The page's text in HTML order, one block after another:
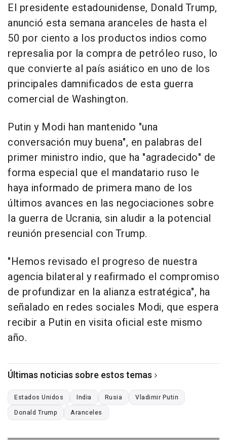
El presidente estadounidense, Donald Trump,
anunció esta semana aranceles de hasta el
50 por ciento a los productos indios como
represalia por la compra de petróleo ruso, lo
que convierte al país asiático en uno de los
principales damnificados de esta guerra
comercial de Washington.
Putin y Modi han mantenido "una
conversación muy buena", en palabras del
primer ministro indio, que ha "agradecido" de
forma especial que el mandatario ruso le
haya informado de primera mano de los
últimos avances en las negociaciones sobre
la guerra de Ucrania, sin aludir a la potencial
reunión presencial con Trump.
"Hemos revisado el progreso de nuestra
agencia bilateral y reafirmado el compromiso
de profundizar en la alianza estratégica", ha
señalado en redes sociales Modi, que espera
recibir a Putin en visita oficial este mismo
año.
Últimas noticias sobre estos temas
Estados Unidos India Rusia
Vladimir Putin
Donald Trump
Aranceles